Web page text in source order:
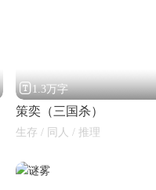
1.3万字
策奕（三国杀）
生存 / 同人 / 推理